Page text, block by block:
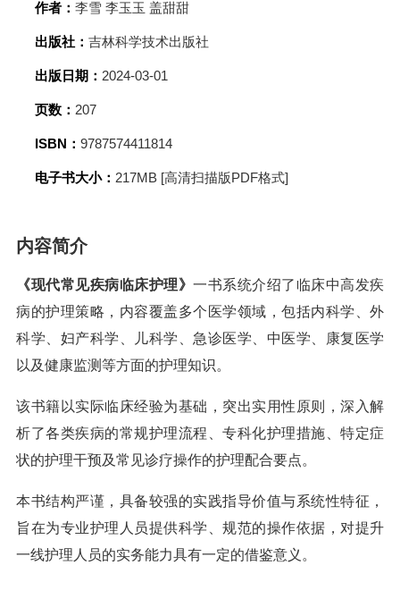
作者： 李雪 李玉玉 盖甜甜
出版社： 吉林科学技术出版社
出版日期： 2024-03-01
页数： 207
ISBN： 9787574411814
电子书大小： 217MB [高清扫描版PDF格式]
内容简介
《现代常见疾病临床护理》 一书系统介绍了临床中高发疾
病的护理策略，内容覆盖多个医学领域，包括内科学、外
科学、妇产科学、儿科学、急诊医学、中医学、康复医学
以及健康监测等方面的护理知识。
该书籍以实际临床经验为基础，突出实用性原则，深入解
析了各类疾病的常规护理流程、专科化护理措施、特定症
状的护理干预及常见诊疗操作的护理配合要点。
本书结构严谨，具备较强的实践指导价值与系统性特征，
旨在为专业护理人员提供科学、规范的操作依据，对提升
一线护理人员的实务能力具有一定的借鉴意义。